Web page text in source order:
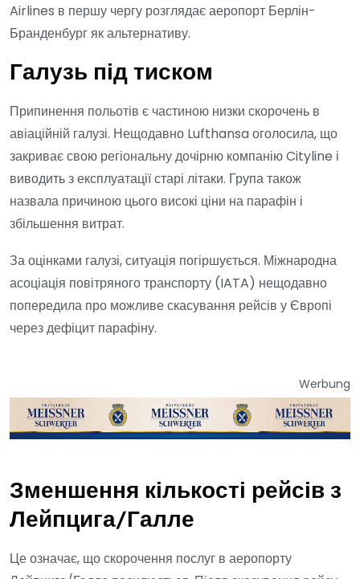
Airlines в першу чергу розглядає аеропорт Берлін-
Бранденбург як альтернативу.
Галузь під тиском
Припинення польотів є частиною низки скорочень в
авіаційній галузі. Нещодавно Lufthansa оголосила, що
закриває свою регіональну дочірню компанію Cityline і
виводить з експлуатації старі літаки. Група також
назвала причиною цього високі ціни на парафін і
збільшення витрат.
За оцінками галузі, ситуація погіршується. Міжнародна
асоціація повітряного транспорту (IATA) нещодавно
попередила про можливе скасування рейсів у Європі
через дефіцит парафіну.
Werbung
Зменшення кількості рейсів з
Лейпцига/Галле
Це означає, що скорочення послуг в аеропорту